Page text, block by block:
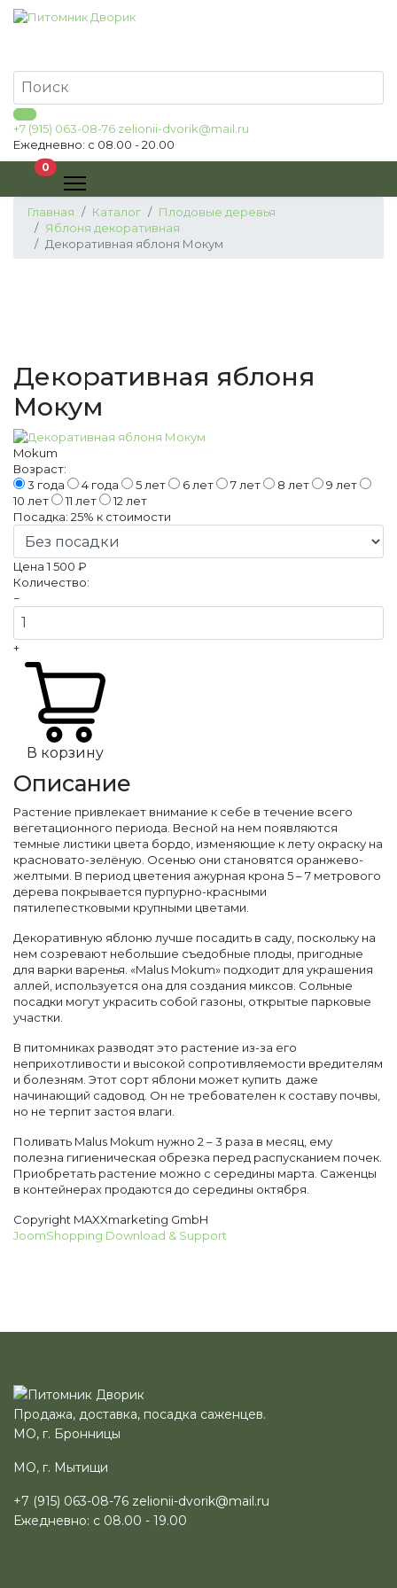
+7 (915) 063-08-76 zelionii-dvorik@mail.ru
Ежедневно: с 08.00 - 20.00
0В корзину
Главная Каталог
Плодовые деревья
Яблоня декоративная
Декоративная яблоня Мокум
Декоративная яблоня
Мокум
Mokum
Возраст:
3 года
4 года 5 лет 6 лет 7 лет 8 лет
9 лет
10 лет
11 лет
12 лет
Посадка: 25% к стоимости
Цена 1 500 ₽
Количество:
−
+
В корзину
Описание
Растение привлекает внимание к себе в течение всего
вегетационного периода. Весной на нем появляются
темные листики цвета бордо, изменяющие к лету окраску на
красновато-зелёную. Осенью они становятся оранжево-
желтыми. В период цветения ажурная крона 5 – 7 метрового
дерева покрывается пурпурно-красными
пятилепестковыми крупными цветами.
Декоративную яблоню лучше посадить в саду, поскольку на
нем созревают небольшие съедобные плоды, пригодные
для варки варенья. «Malus Mokum» подходит для украшения
аллей, используется она для создания миксов. Сольные
посадки могут украсить собой газоны, открытые парковые
участки.
В питомниках разводят это растение из-за его
неприхотливости и высокой сопротивляемости вредителям
и болезням. Этот сорт яблони может купить даже
начинающий садовод. Он не требователен к составу почвы,
но не терпит застоя влаги.
Поливать Malus Mokum нужно 2 – 3 раза в месяц, ему
полезна гигиеническая обрезка перед распусканием почек.
Приобретать растение можно с середины марта. Саженцы
в контейнерах продаются до середины октября.
Copyright MAXXmarketing GmbH
JoomShopping Download & Support
Продажа, доставка, посадка саженцев.
МО, г. Бронницы
МО, г. Мытищи
+7 (915) 063-08-76 zelionii-dvorik@mail.ru
Ежедневно: с 08.00 - 19.00